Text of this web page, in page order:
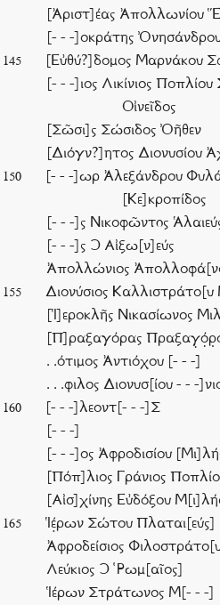
[Ἀριστ]έας Ἀπολλωνίου
[- - -]οκράτης
145
[Εὐθύ?]δομος Μαρνάκου
[- - -]ιος Λικίνιος Ποπλίου
Οἰνεῖδος
[Σῶσι]ς Σώσιδος Ὀῆθεν
[Διόγν?]ητος Διονυσίου
150
[- - -]ωρ Ἀλεξάνδρου
[Κε]κροπίδος
[- - -]ς Νικοφῶντoς
[- - -]ς Ͻ Αἰξω[ν]εύς
Ἀπολλώνιος
155
Διονύσιος Καλλιστράτο[υ
[Ἱ]εροκλῆς Νικασίωνος
[Π]ραξαγόρας
. .ότιμος Ἀντιόχου [- - -]
. . .φιλος Διονυσ[ίου - - -
160
[- - -]λεοντ[- - -]Σ
[- - -]
[- - -]ος Ἀφροδισίου
[Πόπ]λιος Γράνιος
[Αἰσ]χίνης Εὐδόξου
165
Ἱέ̣ρων Σώτου Πλαται[εύς]
Ἀφροδείσιος
Λεύκιος Ͻ ῾Ρωμ[αῖος]
Ἱέρων Στράτωνος Μ[- - -]